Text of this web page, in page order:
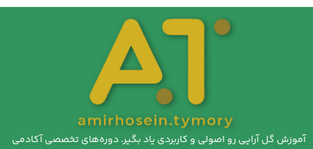
آموزش گل آرایی رو اصولی و کاربردی یاد بگیر. دوره‌های تخصصی آکادمی